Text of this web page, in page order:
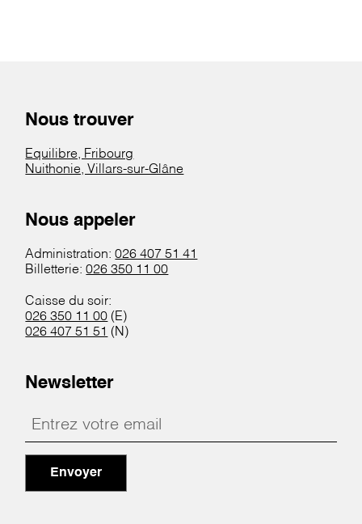
Nous trouver
Equilibre, Fribourg
Nuithonie, Villars-sur-Glâne
Nous appeler
Administration:026 407 51 41
Billetterie:026 350 11 00
Caisse du soir:
026 350 11 00 (E)
026 407 51 51 (N)
Newsletter
Envoyer